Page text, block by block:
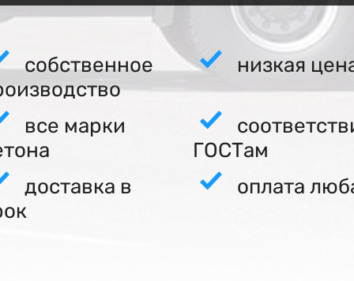
собственное
низкая
все марки
ГОСТам
доставка в
оплата